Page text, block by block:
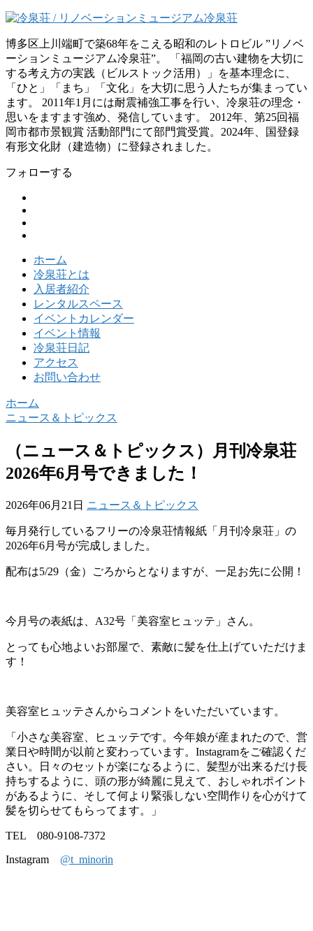
博多区上川端町で築68年をこえる昭和のレトロビル ”リノベ
ーションミュージアム冷泉荘”。 「福岡の古い建物を大切に
する考え方の実践（ビルストック活用）」を基本理念に、
「ひと」「まち」「文化」を大切に思う人たちが集まってい
ます。 2011年1月には耐震補強工事を行い、冷泉荘の理念・
思いをますます強め、発信しています。 2012年、第25回福
岡市都市景観賞 活動部門にて部門賞受賞。2024年、国登録
有形文化財（建造物）に登録されました。
フォローする
ホーム
冷泉荘とは
入居者紹介
レンタルスペース
イベントカレンダー
イベント情報
冷泉荘日記
アクセス
お問い合わせ
ホーム
ニュース＆トピックス
（ニュース＆トピックス）月刊冷泉荘
2026年6月号できました！
2026年06月21日 ニュース＆トピックス
毎月発行しているフリーの冷泉荘情報紙「月刊冷泉荘」の
2026年6月号が完成しました。
配布は5/29（金）ごろからとなりますが、一足お先に公開！
今月号の表紙は、A32号「美容室ヒュッテ」さん。
とっても心地よいお部屋で、素敵に髪を仕上げていただけま
す！
美容室ヒュッテさんからコメントをいただいています。
「小さな美容室、ヒュッテです。今年娘が産まれたので、営
業日や時間が以前と変わっています。Instagramをご確認くだ
さい。日々のセットが楽になるように、髪型が出来るだけ長
持ちするように、頭の形が綺麗に見えて、おしゃれポイント
があるように、そして何より緊張しない空間作りを心がけて
髪を切らせてもらってます。」
TEL 080-9108-7372
Instagram @t_minorin